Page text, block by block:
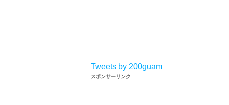
Tweets by 200guam
スポンサーリンク